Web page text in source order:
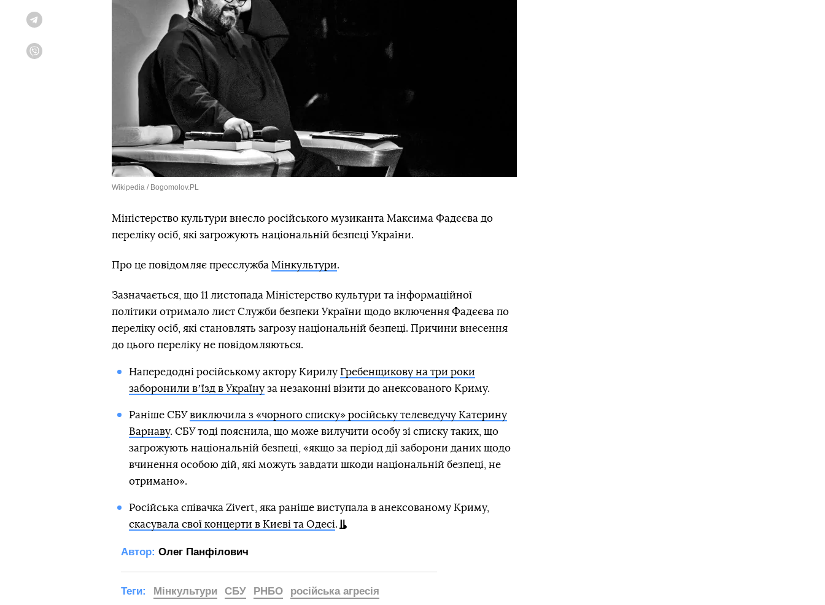
Wikipedia / Bogomolov.PL
Міністерство культури внесло російського музиканта Максима Фадєєва до
переліку осіб, які загрожують національній безпеці України.
Про це повідомляє пресслужба Мінкультури.
Зазначається, що 11 листопада Міністерство культури та інформаційної
політики отримало лист Служби безпеки України щодо включення Фадєєва по
переліку осіб, які становлять загрозу національній безпеці. Причини внесення
до цього переліку не повідомляються.
Напередодні російському актору Кирилу Гребенщикову на три роки
заборонили вʼїзд в Українуза незаконні візити до анексованого Криму.
Раніше СБУвиключила з «чорного списку» російську телеведучу Катерину
Варнаву. СБУ тоді пояснила, що може вилучити особу зі списку таких, що
загрожують національній безпеці, «якщо за період дії заборони даних щодо
вчинення особою дій, які можуть завдати шкоди національній безпеці, не
отримано».
Російська співачка Zivert, яка раніше виступала в анексованому Криму,
скасувала свої концерти в Києві та Одесі.
Автор: Олег Панфілович
Теги: Мінкультури СБУ РНБО російська агресія